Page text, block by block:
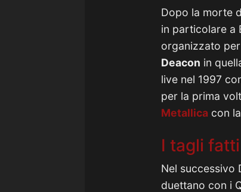
Dopo la morte
in particolare a
organizzato
Deacon in
live nel 1997
per la prima
Metallica con
I tagli
Nel successivo
duettano con i